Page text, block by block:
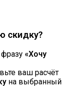
скидку?
«Хочу
ваш расчёт
на выбранный